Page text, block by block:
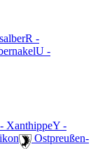
R -
U -
XanthippeY -
️ Ostpreußen-